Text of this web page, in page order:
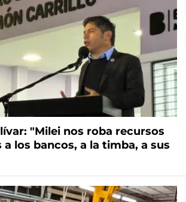
"Milei nos roba recursos
a los bancos, a la timba, a sus